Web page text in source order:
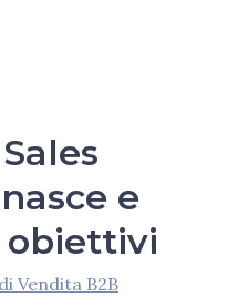
e
obiettivi
Vendita B2B